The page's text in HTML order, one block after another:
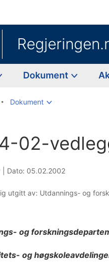
Dokument
Dokument
02-
Dato: 05.02.2002
utgitt av: Utdannings- og
og
og